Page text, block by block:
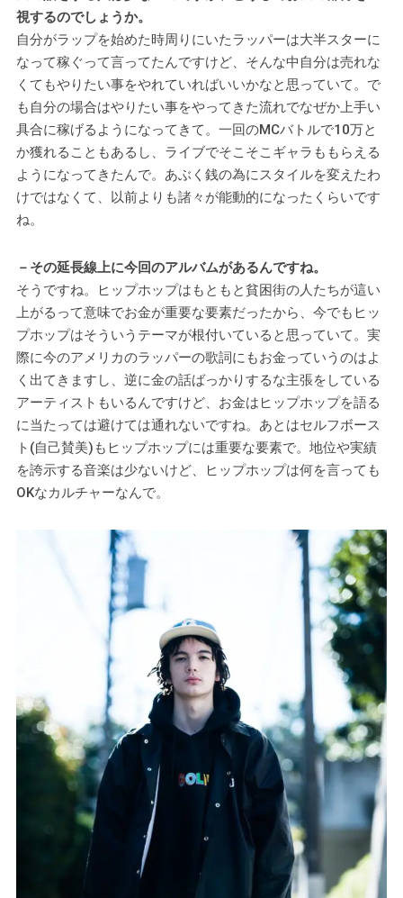
視するのでしょうか。
自分がラップを始めた時周りにいたラッパーは大半スターに
なって稼ぐって言ってたんですけど、そんな中自分は売れな
くてもやりたい事をやれていればいいかなと思っていて。で
も自分の場合はやりたい事をやってきた流れでなぜか上手い
具合に稼げるようになってきて。一回のMCバトルで10万と
か獲れることもあるし、ライブでそこそこギャラももらえる
ようになってきたんで。あぶく銭の為にスタイルを変えたわ
けではなくて、以前よりも諸々が能動的になったくらいです
ね。
－その延長線上に今回のアルバムがあるんですね。
そうですね。ヒップホップはもともと貧困街の人たちが這い
上がるって意味でお金が重要な要素だったから、今でもヒッ
プホップはそういうテーマが根付いていると思っていて。実
際に今のアメリカのラッパーの歌詞にもお金っていうのはよ
く出てきますし、逆に金の話ばっかりするな主張をしている
アーティストもいるんですけど、お金はヒップホップを語る
に当たっては避けては通れないですね。あとはセルフボース
ト(自己賛美)もヒップホップには重要な要素で。地位や実績
を誇示する音楽は少ないけど、ヒップホップは何を言っても
OKなカルチャーなんで。